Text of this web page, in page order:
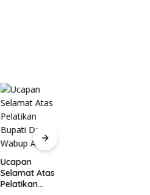
Ucapan
Selamat Atas
Pelatikan